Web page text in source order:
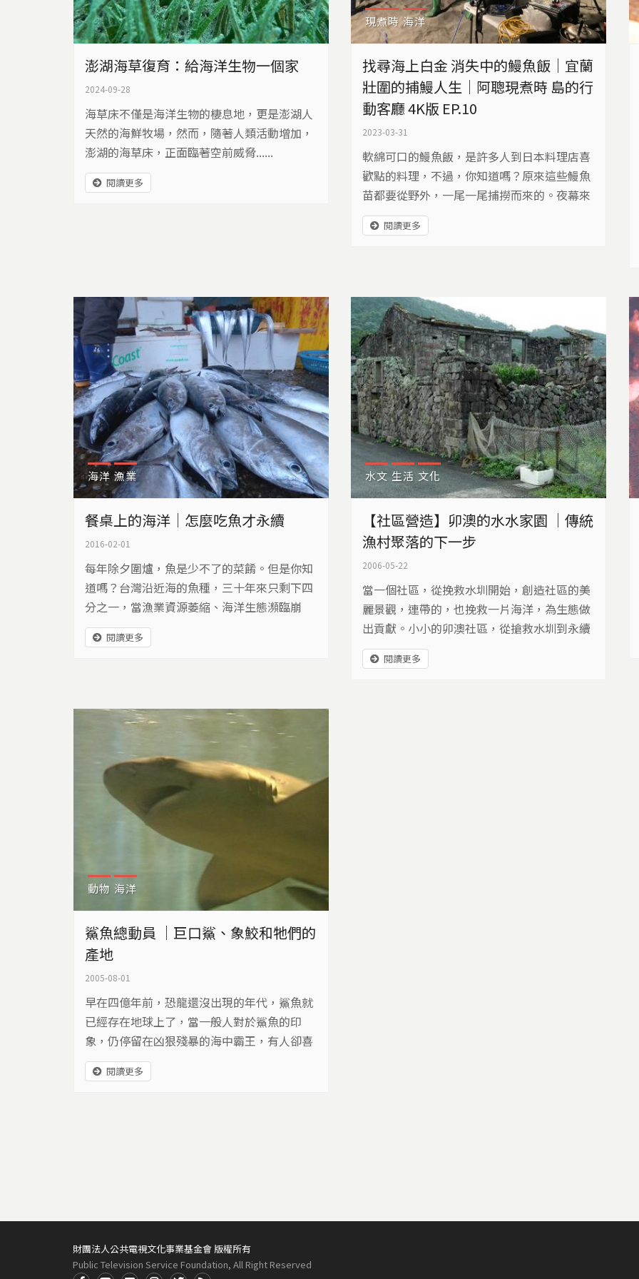
澎湖海草復育：給海洋生物一個家
2024-09-28
海草床不僅是海洋生物的棲息地，更是澎湖人
天然的海鮮牧場，然而，隨著人類活動增加，
澎湖的海草床，正面臨著空前威脅......
閱讀更多
現煮時 海洋
找尋海上白金 消失中的鰻魚飯｜宜蘭
壯圍的捕鰻人生｜阿聰現煮時 島的行
動客廳 4K版 EP.10
2023-03-31
軟綿可口的鰻魚飯，是許多人到日本料理店喜
歡點的料理，不過，你知道嗎？原來這些鰻魚
苗都要從野外，一尾一尾捕撈而來的。夜幕來
臨，阿聰跟著捕鰻人扛起行動帳篷，來到海
邊，要來體驗風浪下跟大海拚搏的人生。他們
個星期就有數十萬的收入，讓人趨之若鶩，但
也因此常有不熟悉海岸環境的捕鰻人，...
閱讀更多
海洋 漁業
餐桌上的海洋｜怎麼吃魚才永續
2016-02-01
每年除夕圍爐，魚是少不了的菜餚。但是你知
道嗎？台灣沿近海的魚種，三十年來只剩下四
分之一，當漁業資源萎縮、海洋生態瀕臨崩
解，如何期待餐桌上能年年有魚？該怎麼吃，
才能給海洋留下一條生路？
閱讀更多
水文 生活 文化
【社區營造】卯澳的水水家園 ｜傳統
漁村聚落的下一步
2006-05-22
當一個社區，從挽救水圳開始，創造社區的美
麗景觀，連帶的，也挽救一片海洋，為生態做
出貢獻。小小的卯澳社區，從搶救水圳到永續
經營，讓未來不再失根漂浪，一步步打造心目
中的水水家園。
閱讀更多
動物 海洋
鯊魚總動員 ｜巨口鯊、象鮫和牠們的
產地
2005-08-01
早在四億年前，恐龍還沒出現的年代，鯊魚就
已經存在地球上了，當一般人對於鯊魚的印
象，仍停留在凶狠殘暴的海中霸王，有人卻喜
歡上與鯊魚為伍的感覺。
閱讀更多
財團法人公共電視文化事業基金會 版權所有
Public Television Service Foundation, All Right Reserved